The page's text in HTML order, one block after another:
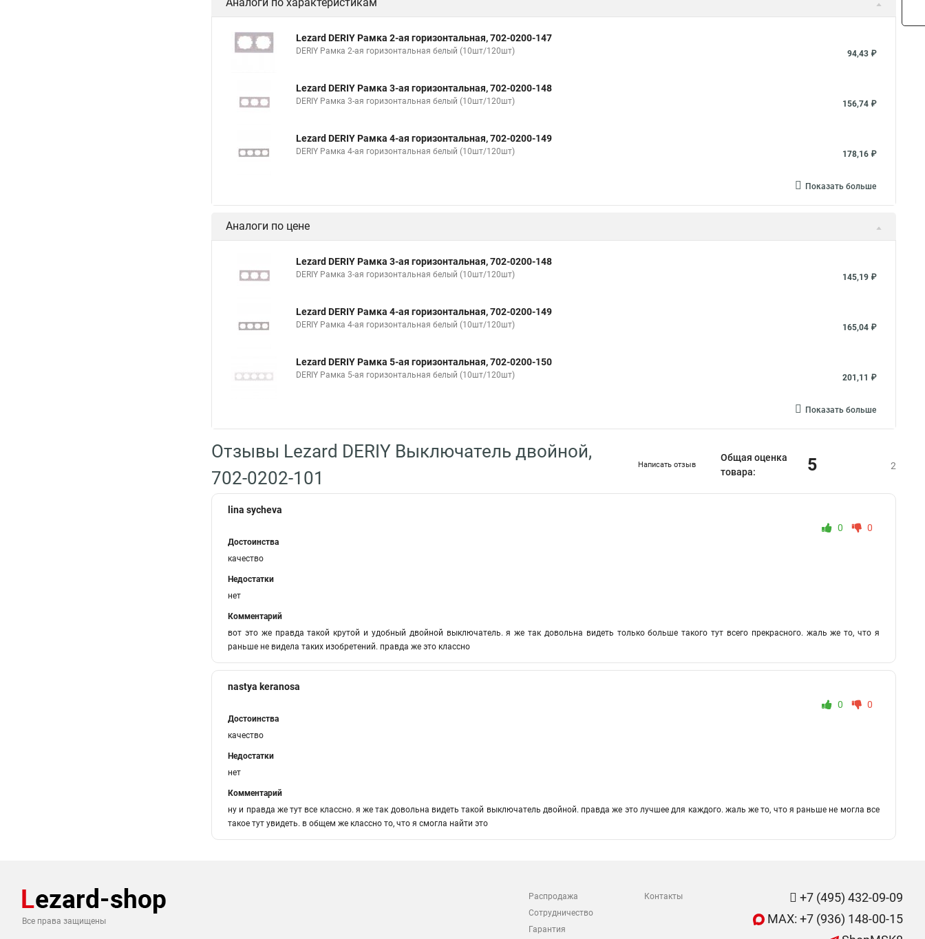
Lezard DERIY Рамка 2-ая горизонтальная, 702-0200-147
DERIY Рамка 2-ая горизонтальная белый (10шт/120шт) 94,43 ₽
Lezard DERIY Рамка 3-ая горизонтальная, 702-0200-148
DERIY Рамка 3-ая горизонтальная белый (10шт/120шт) 156,74 ₽
Lezard DERIY Рамка 4-ая горизонтальная, 702-0200-149
DERIY Рамка 4-ая горизонтальная белый (10шт/120шт) 178,16 ₽
Показать больше
Аналоги по цене
Lezard DERIY Рамка 3-ая горизонтальная, 702-0200-148
DERIY Рамка 3-ая горизонтальная белый (10шт/120шт) 145,19 ₽
Lezard DERIY Рамка 4-ая горизонтальная, 702-0200-149
DERIY Рамка 4-ая горизонтальная белый (10шт/120шт) 165,04 ₽
Lezard DERIY Рамка 5-ая горизонтальная, 702-0200-150
DERIY Рамка 5-ая горизонтальная белый (10шт/120шт) 201,11 ₽
Показать больше
Отзывы Lezard DERIY Выключатель двойной,
702-0202-101
Написать отзыв
Общая оценка
товара:
5 2
lina sycheva
0
0
Достоинства
качество
Недостатки
нет
Комментарий
вот это же правда такой крутой и удобный двойной выключатель. я же так довольна видеть только больше такого тут всего прекрасного. жаль же то, что я
раньше не видела таких изобретений. правда же это классно
nastya keranosa
0
0
Достоинства
качество
Недостатки
нет
Комментарий
ну и правда же тут все классно. я же так довольна видеть такой выключатель двойной. правда же это лучшее для каждого. жаль же то, что я раньше не могла все
такое тут увидеть. в общем же классно то, что я смогла найти это
Все права защищены
Распродажа
Сотрудничество
Гарантия
Контакты
+7 (495) 432-09-09
MAX: +7 (936) 148-00-15